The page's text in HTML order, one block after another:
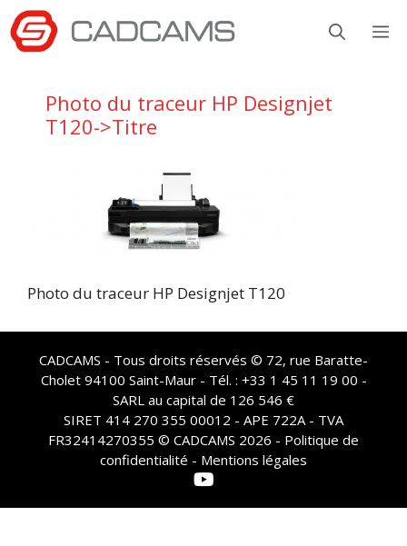
Aller
au
contenu
Photo du traceur HP Designjet
T120->Titre
Photo du traceur HP Designjet T120
CADCAMS - Tous droits réservés © 72, rue Baratte-
Cholet 94100 Saint-Maur - Tél. : +33 1 45 11 19 00 -
SARL au capital de 126 546 €
SIRET 414 270 355 00012 - APE 722A - TVA
FR32414270355 © CADCAMS 2026 - Politique de
confidentialité - Mentions légales